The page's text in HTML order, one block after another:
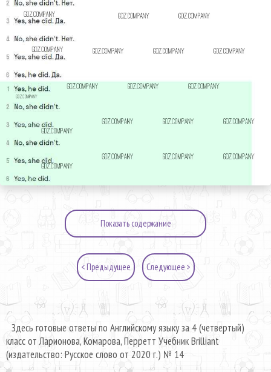
Показать содержание
< Предыдущее Следующее >
Здесь готовые ответы по Английскому языку за 4 (четвертый)
класс от Ларионова, Комарова, Перретт Учебник Brilliant
(издательство: Русское слово от 2020 г.) № 14